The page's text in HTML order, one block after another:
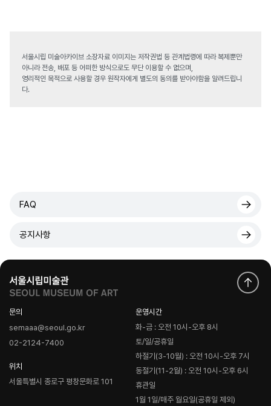
서울시립 미술아카이브 소장자료 이미지는 저작권법 등 관계법령에 따라 복제뿐만
아니라 전송, 배포 등 어떠한 방식으로도 무단 이용할 수 없으며,
영리적인 목적으로 사용할 경우 원작자에게 별도의 동의를 받아야함을 알려드립니
다.
FAQ
공지사항
문의
semaaa@seoul.go.kr
02-2124-7400
위치
서울특별시 종로구 평창문화로 101
운영시간
화-금 : 오전 10시-오후 8시
토/일/공휴일
하절기(3-10월) : 오전 10시-오후 7시
동절기(11-2월) : 오전 10시-오후 6시
휴관일
1월 1일/매주 월요일(공휴일 제외)